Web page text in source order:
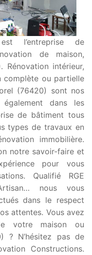
l’entreprise de
de maison,
Rénovation intérieur,
complète ou partielle
(76420) sont nos
également dans les
de bâtiment tous
types de travaux en
immobilière.
notre savoir-faire et
pour vous
Qualifié RGE
nous vous
dans le respect
attentes. Vous avez
votre maison ou
? N’hésitez pas de
Constructions.